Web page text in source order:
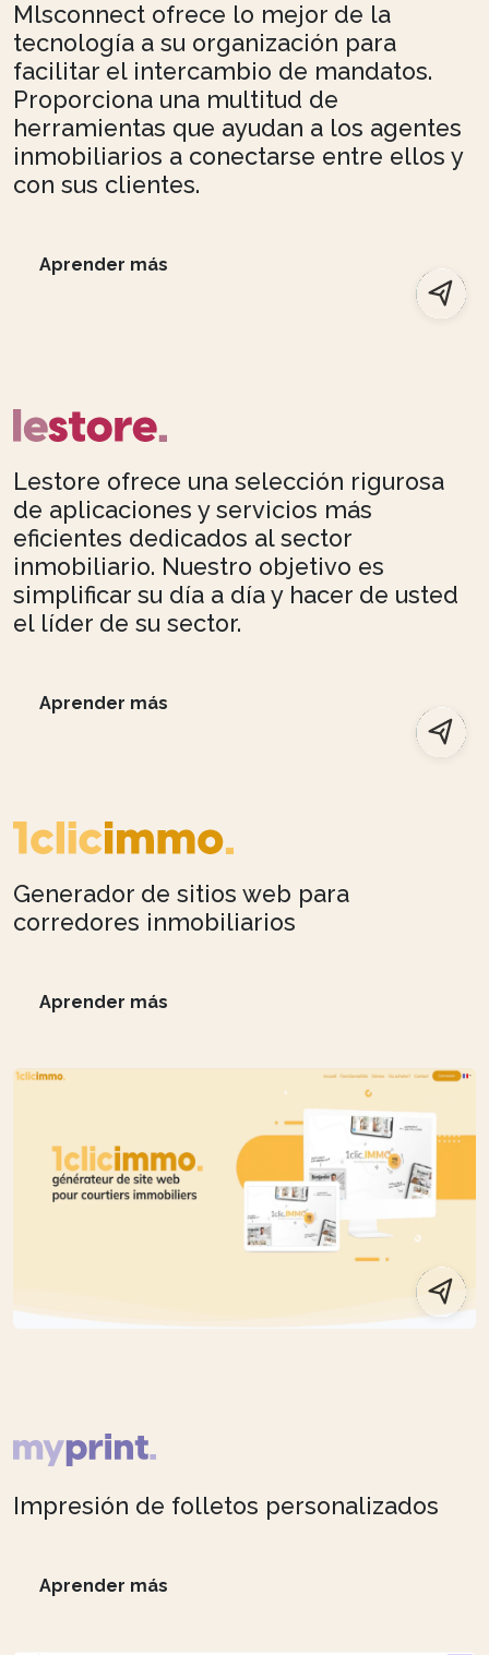
Mlsconnect ofrece lo mejor de la
tecnología a su organización para
facilitar el intercambio de mandatos.
Proporciona una multitud de
herramientas que ayudan a los agentes
inmobiliarios a conectarse entre ellos y
con sus clientes.
Aprender más
Lestore ofrece una selección rigurosa
de aplicaciones y servicios más
eficientes dedicados al sector
inmobiliario. Nuestro objetivo es
simplificar su día a día y hacer de usted
el líder de su sector.
Aprender más
Generador de sitios web para
corredores inmobiliarios
Aprender más
Impresión de folletos personalizados
Aprender más